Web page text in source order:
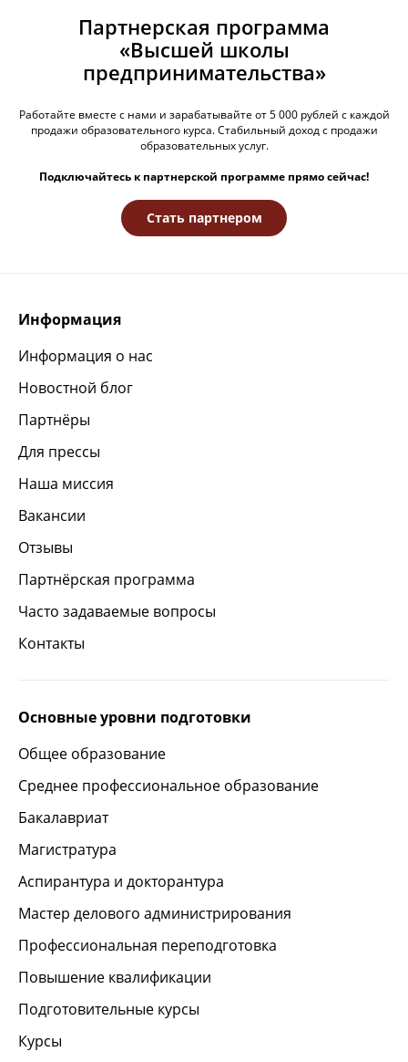
Партнерская программа
«Высшей школы
предпринимательства»
Работайте вместе с нами и зарабатывайте от 5 000 рублей с каждой
продажи образовательного курса. Стабильный доход с продажи
образовательных услуг.
Подключайтесь к партнерской программе прямо сейчас!
Стать партнером
Информация
Информация о нас
Новостной блог
Партнёры
Для прессы
Наша миссия
Вакансии
Отзывы
Партнёрская программа
Часто задаваемые вопросы
Контакты
Основные уровни подготовки
Общее образование
Среднее профессиональное образование
Бакалавриат
Магистратура
Аспирантура и докторантура
Мастер делового администрирования
Профессиональная переподготовка
Повышение квалификации
Подготовительные курсы
Курсы